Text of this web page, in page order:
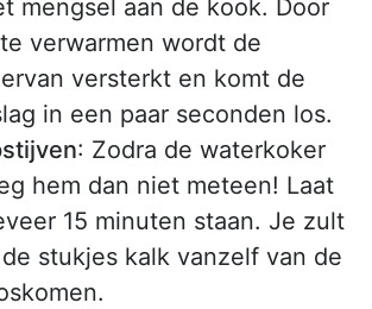
mengsel aan de kook. Door
verwarmen wordt de
versterkt en komt de
in een paar seconden los.
: Zodra de waterkoker
hem dan niet meteen! Laat
15 minuten staan. Je zult
stukjes kalk vanzelf van de